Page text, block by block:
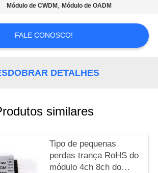
Módulo de CWDM ,Módulo de OADM
FALE CONOSCO!
DETALHES
similares
Tipo de pequenas
perdas trança RoHS do
módulo 4ch 8ch do